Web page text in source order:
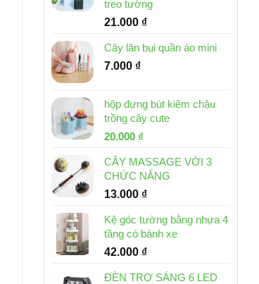
treo tường
21.000 ₫
Cây lăn bụi quần áo mini
7.000 ₫
hộp đựng bút kiêm chậu
trồng cây cute
Giá
là:
30.000 ₫.
20.000 ₫
tại
là:
20.000 ₫.
CÂY MASSAGE VỚI 3
CHỨC NĂNG
13.000 ₫
Kệ góc tường bằng nhựa 4
tầng có bánh xe
42.000 ₫
ĐÈN TRỢ SÁNG 6 LED